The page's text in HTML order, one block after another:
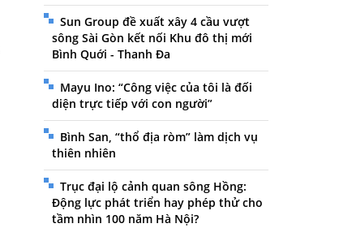
Sun Group đề xuất xây 4 cầu vượt
sông Sài Gòn kết nối Khu đô thị mới
Bình Quới - Thanh Đa
Mayu Ino: “Công việc của tôi là đối
diện trực tiếp với con người”
Bình San, “thổ địa ròm” làm dịch vụ
thiên nhiên
Trục đại lộ cảnh quan sông Hồng:
Động lực phát triển hay phép thử cho
tầm nhìn 100 năm Hà Nội?